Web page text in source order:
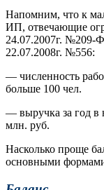
Напомним, что к
ИП, отвечающие
24.07.2007г. №209-
22.07.2008г. №556:
— численность
больше 100 чел.
— выручка за год в
млн. руб.
Насколько проще
основными